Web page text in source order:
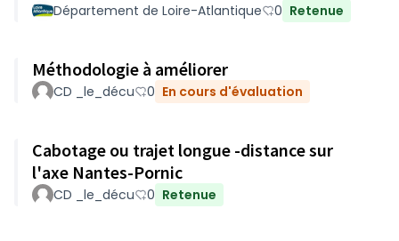
Département de Loire-Atlantique 0 Retenue
Méthodologie à améliorer
CD _le_décu 0 En cours d'évaluation
Cabotage ou trajet longue -distance sur
l'axe Nantes-Pornic
CD _le_décu 0 Retenue